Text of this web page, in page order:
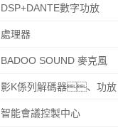
DSP+DANTE數字功放
處理器
BADOO SOUND 麥克風
影K係列解碼器、功放
智能會議控製中心